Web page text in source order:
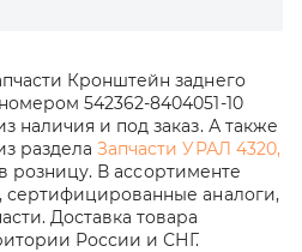
Кронштейн заднего
542362-8404051-10
наличия и под заказ. А также
разделаЗапчасти УРАЛ 4320,
розницу. В ассортименте
сертифицированные аналоги,
Доставка товара
России и СНГ.